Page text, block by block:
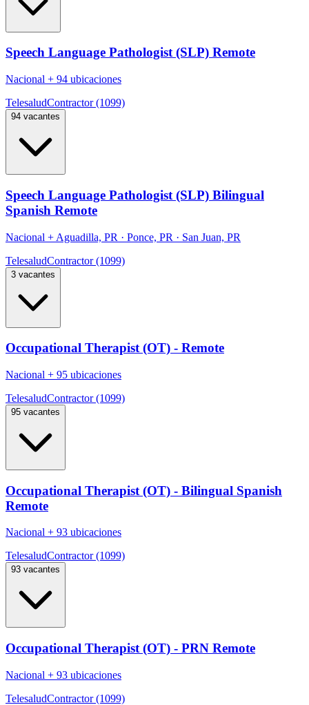
Speech Language Pathologist (SLP) Remote
Nacional + 94 ubicaciones
TelesaludContractor (1099)
94 vacantes
Speech Language Pathologist (SLP) Bilingual
Spanish Remote
Nacional + Aguadilla, PR · Ponce, PR · San Juan, PR
TelesaludContractor (1099)
3 vacantes
Occupational Therapist (OT) - Remote
Nacional + 95 ubicaciones
TelesaludContractor (1099)
95 vacantes
Occupational Therapist (OT) - Bilingual Spanish
Remote
Nacional + 93 ubicaciones
TelesaludContractor (1099)
93 vacantes
Occupational Therapist (OT) - PRN Remote
Nacional + 93 ubicaciones
TelesaludContractor (1099)